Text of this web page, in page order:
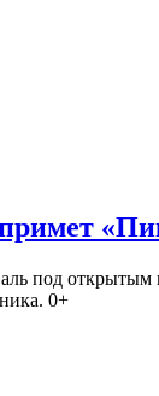
примет
открытым
0+